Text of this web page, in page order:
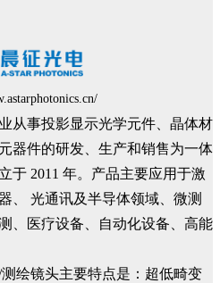
从事投影显示光学元件、晶体材
器件的研发、生产和销售为一体
于 2011 年。产品主要应用于激
、 光通讯及半导体领域、微测
、医疗设备、自动化设备、高能
绘镜头主要特点是：超低畸变